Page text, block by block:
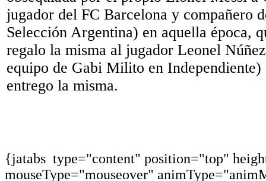
jugador del FC Barcelona y compañero
Selección Argentina) en aquella época,
regalo la misma al jugador Leonel
equipo de Gabi Milito en
entrego la misma.
{jatabs type="content" position="top"
mouseType="mouseover"